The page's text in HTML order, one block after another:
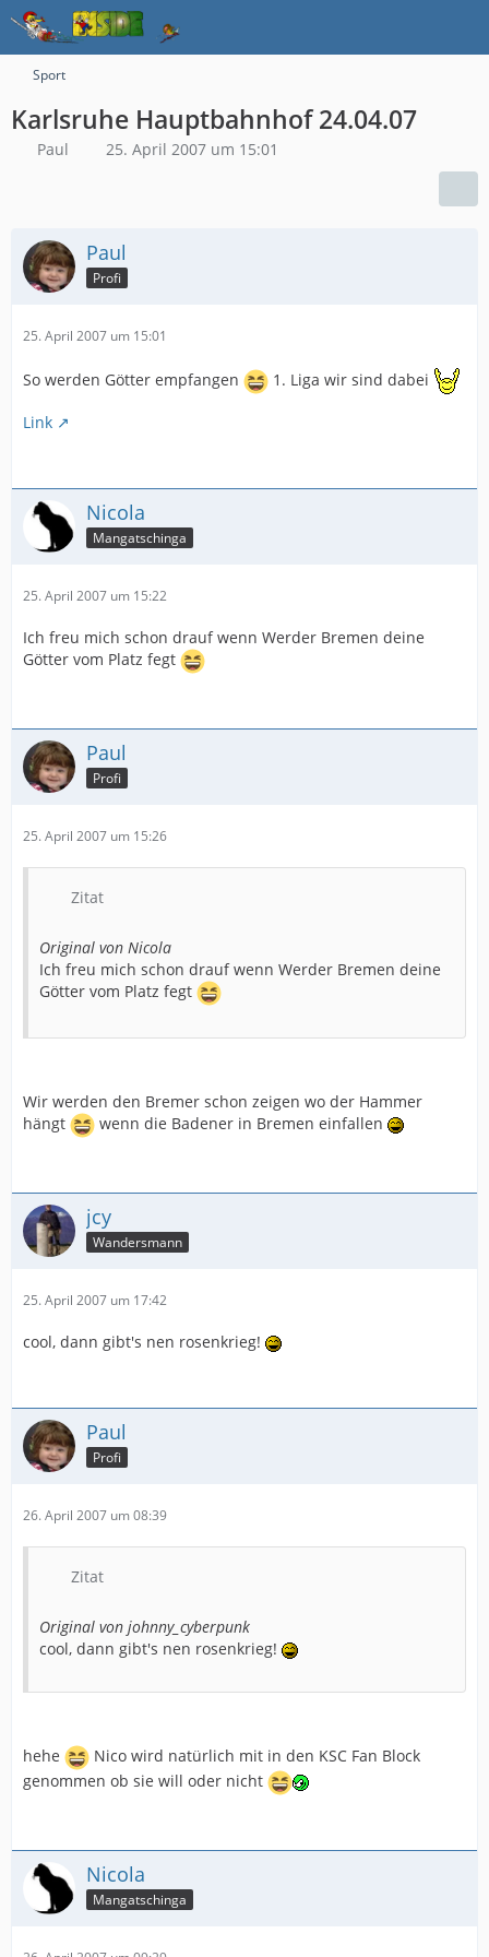
Sport
Karlsruhe Hauptbahnhof 24.04.07
Paul 25. April 2007 um 15:01
Paul
Profi
25. April 2007 um 15:01
So werden Götter empfangen 1. Liga wir sind dabei
Link
Nicola
Mangatschinga
25. April 2007 um 15:22
Ich freu mich schon drauf wenn Werder Bremen deine
Götter vom Platz fegt
Paul
Profi
25. April 2007 um 15:26
Zitat
Original von Nicola
Ich freu mich schon drauf wenn Werder Bremen deine
Götter vom Platz fegt
Wir werden den Bremer schon zeigen wo der Hammer
hängt
wenn die Badener in Bremen einfallen
jcy
Wandersmann
25. April 2007 um 17:42
cool, dann gibt's nen rosenkrieg!
Paul
Profi
26. April 2007 um 08:39
Zitat
Original von johnny_cyberpunk
cool, dann gibt's nen rosenkrieg!
hehe
Nico wird natürlich mit in den KSC Fan Block
genommen ob sie will oder nicht
Nicola
Mangatschinga